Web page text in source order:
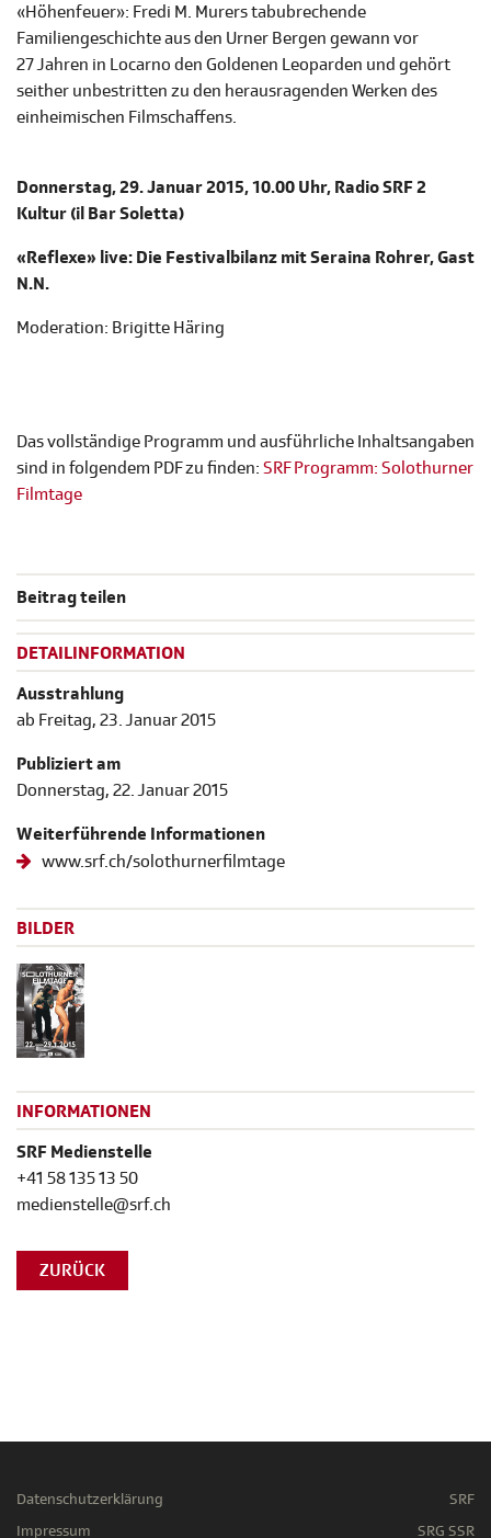
«Höhenfeuer»: Fredi M. Murers tabubrechende
Familiengeschichte aus den Urner Bergen gewann vor
27 Jahren in Locarno den Goldenen Leoparden und gehört
seither unbestritten zu den herausragenden Werken des
einheimischen Filmschaffens.
Donnerstag, 29. Januar 2015, 10.00 Uhr, Radio SRF 2
Kultur (il Bar Soletta)
«Reflexe» live: Die Festivalbilanz mit Seraina Rohrer, Gast
N.N.
Moderation: Brigitte Häring
Das vollständige Programm und ausführliche Inhaltsangaben
sind in folgendem PDF zu finden: SRF Programm: Solothurner
Filmtage
Beitrag teilen
DETAILINFORMATION
Ausstrahlung
ab Freitag, 23. Januar 2015
Publiziert am
Donnerstag, 22. Januar 2015
Weiterführende Informationen
www.srf.ch/solothurnerfilmtage
BILDER
INFORMATIONEN
SRF Medienstelle
+41 58 135 13 50
medienstelle@srf.ch
ZURÜCK
Datenschutzerklärung
Impressum
SRF
SRG SSR